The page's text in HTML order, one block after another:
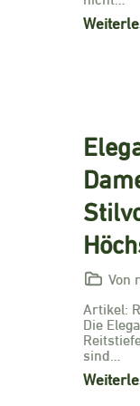
Von
Artikel:
Die
sind…